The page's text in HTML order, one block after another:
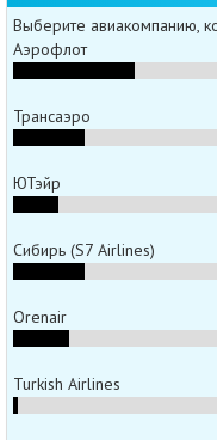
Выберите авиакомпанию,
Аэрофлот
Трансаэро
ЮТэйр
Сибирь (S7 Airlines)
Orenair
Turkish Airlines